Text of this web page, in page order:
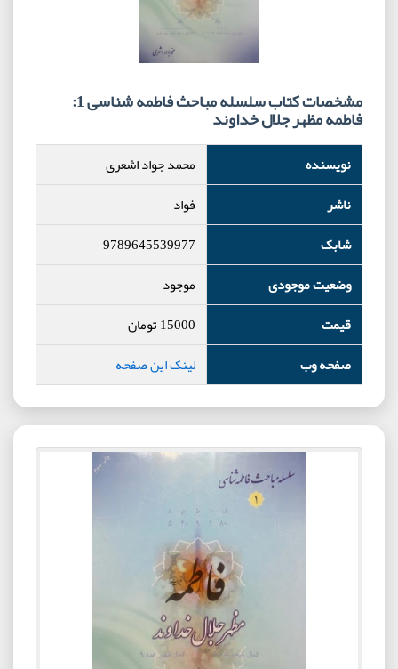
مشخصات کتاب سلسله مباحث فاطمه شناسی 1:
فاطمه مظهر جلال خداوند
نویسنده
محمد جواد اشعری
ناشر
فواد
شابک
9789645539977
وضعیت موجودی
موجود
قیمت
15000تومان
صفحه وب
لینک این صفحه